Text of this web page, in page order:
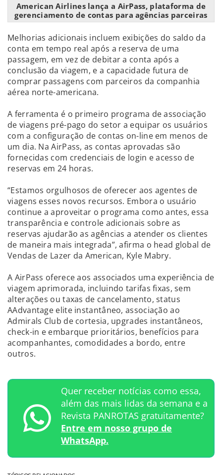
American Airlines lança a AirPass, plataforma de
gerenciamento de contas para agências parceiras
Melhorias adicionais incluem exibições do saldo da
conta em tempo real após a reserva de uma
passagem, em vez de debitar a conta após a
conclusão da viagem, e a capacidade futura de
comprar passagens com parceiros da companhia
aérea norte-americana.
A ferramenta é o primeiro programa de associação
de viagens pré-pago do setor a equipar os usuários
com a configuração de contas on-line em menos de
um dia. Na AirPass, as contas aprovadas são
fornecidas com credenciais de login e acesso de
reservas em 24 horas.
“Estamos orgulhosos de oferecer aos agentes de
viagens esses novos recursos. Embora o usuário
continue a aproveitar o programa como antes, essa
transparência e controle adicionais sobre as
reservas ajudarão as agências a atender os clientes
de maneira mais integrada”, afirma o head global de
Vendas de Lazer da American, Kyle Mabry.
A AirPass oferece aos associados uma experiência de
viagem aprimorada, incluindo tarifas fixas, sem
alterações ou taxas de cancelamento, status
AAdvantage elite instantâneo, associação ao
Admirals Club de cortesia, upgrades instantâneos,
check-in e embarque prioritários, benefícios para
acompanhantes, comodidades a bordo, entre
outros.
Quer receber notícias como essa,
além das mais lidas da semana e a
Revista PANROTAS gratuitamente?
Entre em nosso grupo de
WhatsApp.